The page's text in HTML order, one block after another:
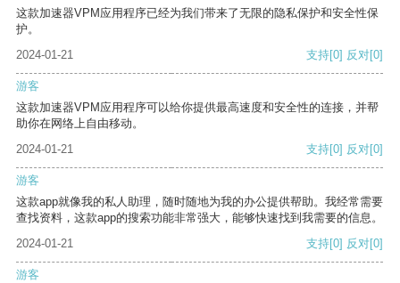
这款加速器VPM应用程序已经为我们带来了无限的隐私保护和安全性保
护。
2024-01-21
支持[0] 反对[0]
游客
这款加速器VPM应用程序可以给你提供最高速度和安全性的连接，并帮
助你在网络上自由移动。
2024-01-21
支持[0] 反对[0]
游客
这款app就像我的私人助理，随时随地为我的办公提供帮助。我经常需要
查找资料，这款app的搜索功能非常强大，能够快速找到我需要的信息。
2024-01-21
支持[0] 反对[0]
游客